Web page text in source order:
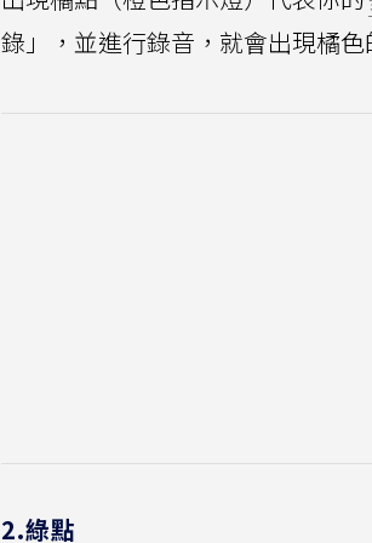
錄」，並進行錄音，就會出現橘
2.綠點